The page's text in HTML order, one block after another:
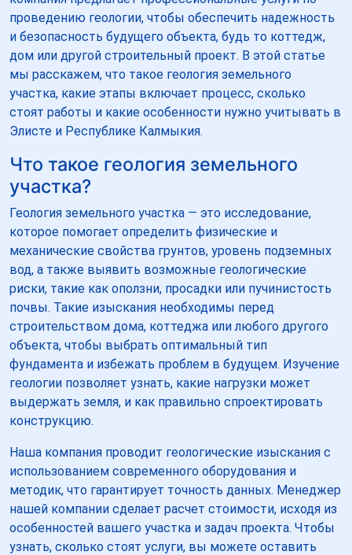
проведению геологии, чтобы обеспечить надежность
и безопасность будущего объекта, будь то коттедж,
дом или другой строительный проект. В этой статье
мы расскажем, что такое геология земельного
участка, какие этапы включает процесс, сколько
стоят работы и какие особенности нужно учитывать в
Элисте и Республике Калмыкия.
Что такое геология земельного
участка?
Геология земельного участка — это исследование,
которое помогает определить физические и
механические свойства грунтов, уровень подземных
вод, а также выявить возможные геологические
риски, такие как оползни, просадки или пучинистость
почвы. Такие изыскания необходимы перед
строительством дома, коттеджа или любого другого
объекта, чтобы выбрать оптимальный тип
фундамента и избежать проблем в будущем. Изучение
геологии позволяет узнать, какие нагрузки может
выдержать земля, и как правильно спроектировать
конструкцию.
Наша компания проводит геологические изыскания с
использованием современного оборудования и
методик, что гарантирует точность данных. Менеджер
нашей компании сделает расчет стоимости, исходя из
особенностей вашего участка и задач проекта. Чтобы
узнать, сколько стоят услуги, вы можете оставить